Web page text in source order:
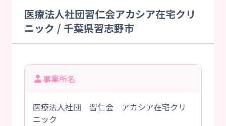
医療法人社団習仁会アカシア在宅クリ
ニック / 千葉県習志野市
事業所名
医療法人社団 習仁会 アカシア在宅クリ
ニック